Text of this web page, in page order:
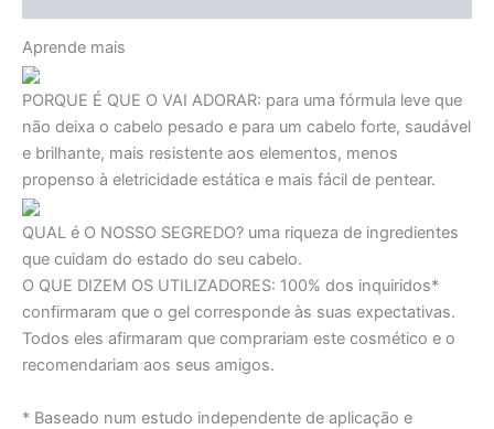
Aprende mais
PORQUE É QUE O VAI ADORAR: para uma fórmula leve que
não deixa o cabelo pesado e para um cabelo forte, saudável
e brilhante, mais resistente aos elementos, menos
propenso à eletricidade estática e mais fácil de pentear.
QUAL é O NOSSO SEGREDO? uma riqueza de ingredientes
que cuidam do estado do seu cabelo.
O QUE DIZEM OS UTILIZADORES: 100% dos inquiridos*
confirmaram que o gel corresponde às suas expectativas.
Todos eles afirmaram que comprariam este cosmético e o
recomendariam aos seus amigos.
* Baseado num estudo independente de aplicação e